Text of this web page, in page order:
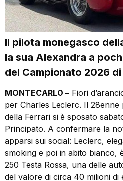
Il pilota monegasco
la sua Alexandra a
del Campionato 2026 di
MONTECARLO – Fiori
per Charles Leclerc. Il 28enne
della Ferrari si è sposato
Principato. A confermare la
apparsi sui social: Leclerc,
smoking e poi in abito bianco,
250 Testa Rossa, una delle
del valore di circa 40 milioni